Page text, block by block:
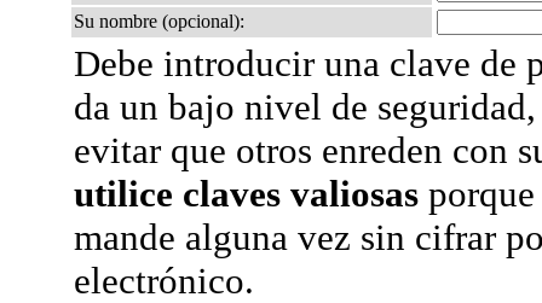
Su nombre (opcional):
Debe introducir una clave de
da un bajo nivel de
evitar que otros enreden con
utilice claves valiosas
mande alguna vez sin cifrar
electrónico.